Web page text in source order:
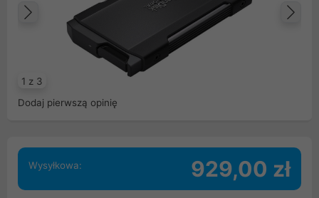
1 z 3
Poprzedni
Dodaj pierwszą opinię
Wysyłkowa: 929,00 zł